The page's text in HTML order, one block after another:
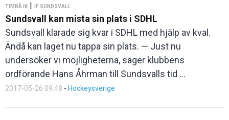
TIMRÅ IK | IF SUNDSVALL
Sundsvall kan mista sin plats i SDHL
Sundsvall klarade sig kvar i SDHL med hjälp av kval.
Ändå kan laget nu tappa sin plats. — Just nu
undersöker vi möjligheterna, säger klubbens
ordförande Hans Åhrman till Sundsvalls tid ...
2017-05-26 09:48 - Hockeysverige